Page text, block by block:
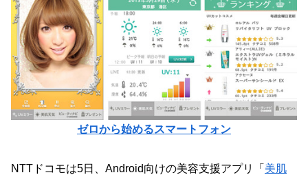
ゼロから始めるスマートフォン
NTTドコモは5日、Android向けの美容支援アプリ「 美肌